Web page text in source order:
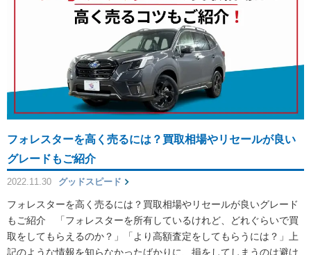
フォレスターを高く売るには？買取相場やリセールが良い
グレードもご紹介
2022.11.30 グッドスピード
フォレスターを高く売るには？買取相場やリセールが良いグレード
もご紹介 「フォレスターを所有しているけれど、どれぐらいで買
取をしてもらえるのか？」「より高額査定をしてもらうには？」上
記のような情報を知らなかったばかりに、損をしてしまうのは避け